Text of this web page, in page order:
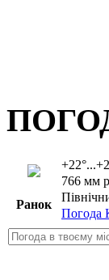
766 мм
Погода
Ранок